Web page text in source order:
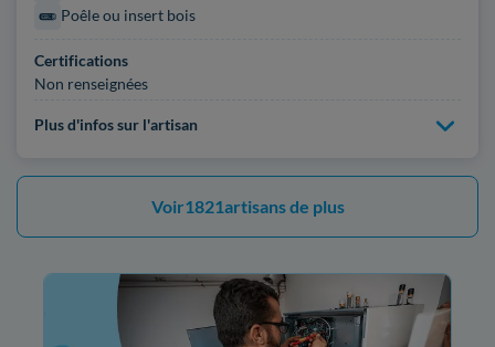
Poêle ou insert bois
Certifications
Non renseignées
Plus d'infos sur l'artisan
Voir1821artisans de plus